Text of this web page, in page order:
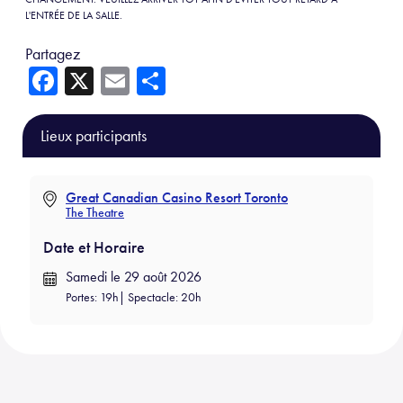
L'ENTRÉE DE LA SALLE.
Partagez
Fa
ce
b
o
ok
X
E
m
ail
ar
Lieux participants
Great Canadian Casino Resort Toronto
The Theatre
Date et Horaire
Samedi le 29 août 2026
Portes: 19h| Spectacle: 20h